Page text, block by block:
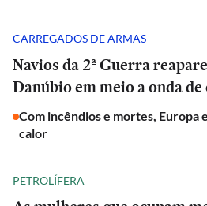
CARREGADOS DE ARMAS
Navios da 2ª Guerra
Danúbio em meio a onda
Com incêndios e mortes, Europa
calor
PETROLÍFERA